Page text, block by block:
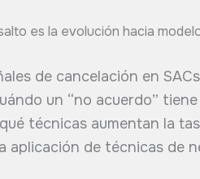
es la evolución hacia
de cancelación en
un “no acuerdo”
técnicas aumentan la
aplicación de técnicas de